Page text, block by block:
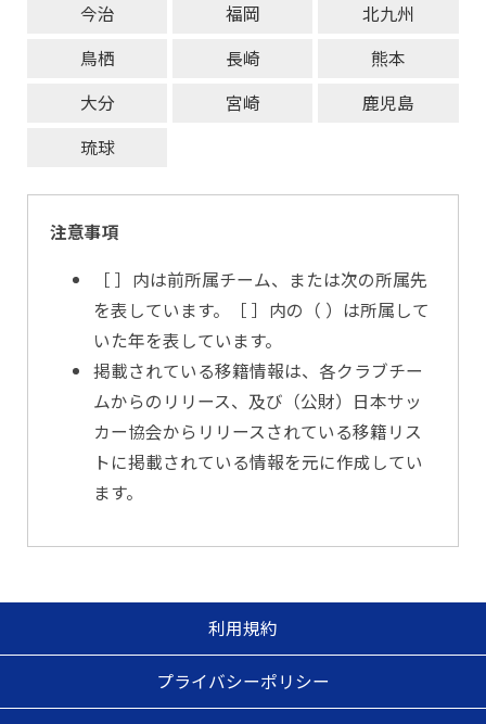
今治
福岡
北九州
鳥栖
長崎
熊本
大分
宮崎
鹿児島
琉球
注意事項
［ ］内は前所属チーム、または次の所属先
を表しています。［ ］内の（ ）は所属して
いた年を表しています。
掲載されている移籍情報は、各クラブチー
ムからのリリース、及び（公財）日本サッ
カー協会からリリースされている移籍リス
トに掲載されている情報を元に作成してい
ます。
利用規約
プライバシーポリシー